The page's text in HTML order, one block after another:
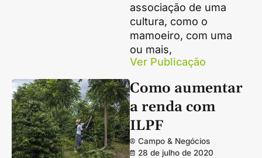
associação de uma
cultura, como o
mamoeiro, com uma
ou mais,
Ver Publicação
Como aumentar
a renda com
ILPF
Campo & Negócios
28 de julho de 2020